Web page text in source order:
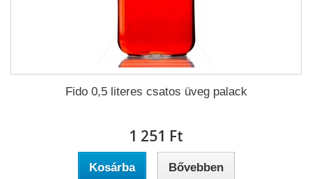
Fido 0,5 literes csatos üveg palack
1 251 Ft‎
Kosárba Bővebben